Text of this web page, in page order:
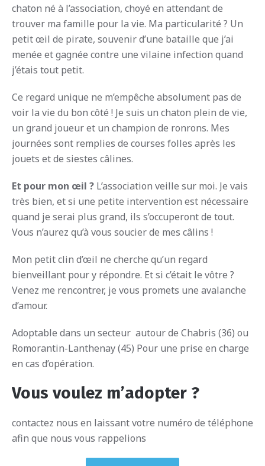
chaton né à l’association, choyé en attendant de
trouver ma famille pour la vie. Ma particularité ? Un
petit œil de pirate, souvenir d’une bataille que j’ai
menée et gagnée contre une vilaine infection quand
j’étais tout petit.
Ce regard unique ne m’empêche absolument pas de
voir la vie du bon côté ! Je suis un chaton plein de vie,
un grand joueur et un champion de ronrons. Mes
journées sont remplies de courses folles après les
jouets et de siestes câlines.
Et pour mon œil ? L’association veille sur moi. Je vais
très bien, et si une petite intervention est nécessaire
quand je serai plus grand, ils s’occuperont de tout.
Vous n’aurez qu’à vous soucier de mes câlins !
Mon petit clin d’œil ne cherche qu’un regard
bienveillant pour y répondre. Et si c’était le vôtre ?
Venez me rencontrer, je vous promets une avalanche
d’amour.
Adoptable dans un secteur autour de Chabris (36) ou
Romorantin-Lanthenay (45) Pour une prise en charge
en cas d’opération.
Vous voulez m’adopter ?
contactez nous en laissant votre numéro de téléphone
afin que nous vous rappelions